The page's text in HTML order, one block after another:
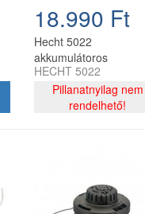
18.990 Ft
Hecht 5022
akkumulátoros
szegélynyíró 20V
akkumulátor és töltő
HECHT 5022
Pillanatnyilag nem
rendelhető!